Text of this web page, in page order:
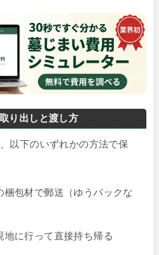
り出しと渡し方
以下のいずれかの方法で保
梱包材で郵送（ゆうパックな
地に行って直接持ち帰る